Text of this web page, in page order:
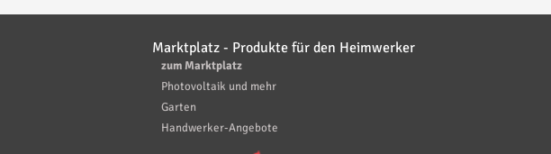
Marktplatz - Produkte für den Heimwerker
zum Marktplatz
Photovoltaik und mehr
Garten
Handwerker-Angebote